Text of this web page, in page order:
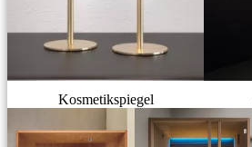
Kosmetikspiegel